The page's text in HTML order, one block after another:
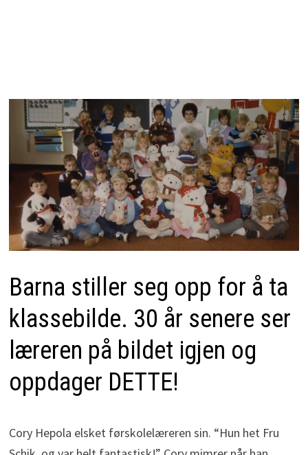
Barna stiller seg opp for å ta
klassebilde. 30 år senere ser
læreren på bildet igjen og
oppdager DETTE!
Cory Hepola elsket førskolelæreren sin. “Hun het Fru